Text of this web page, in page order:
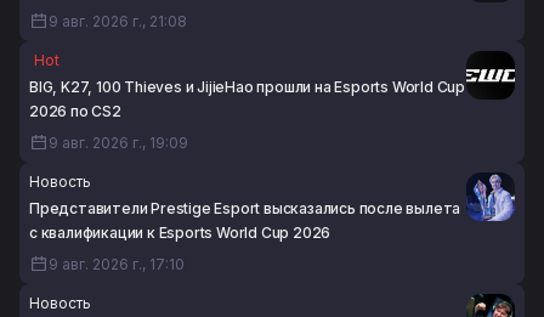
9 авг. 2026 г., 21:08
Hot
BIG, K27, 100 Thieves и JijieHao прошли на Esports World Cup
2026 по CS2
9 авг. 2026 г., 19:09
Новость
Представители Prestige Esport высказались после вылета
с квалификации к Esports World Cup 2026
9 авг. 2026 г., 17:10
Новость